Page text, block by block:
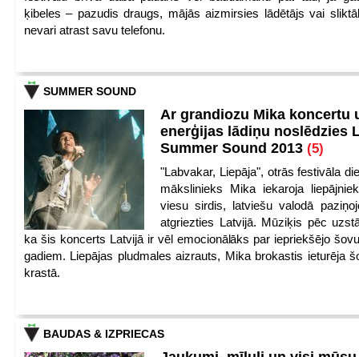
ķibeles – pazudis draugs, mājās aizmirsies lādētājs vai
nevari atrast savu telefonu.
SUMMER SOUND
Ar grandiozu Mika koncertu
enerģijas lādiņu noslēdzies
Summer Sound 2013 (5)
"Labvakar, Liepāja", otrās festivāla
mākslinieks Mika iekaroja
viesu sirdis, latviešu valodā
atgriezties Latvijā. Mūziķis pēc
ka šis koncerts Latvijā ir vēl emocionālāks par iepriekšējo
gadiem. Liepājas pludmales aizrauts, Mika brokastis ieturēja
krastā.
BAUDAS & IZPRIECAS